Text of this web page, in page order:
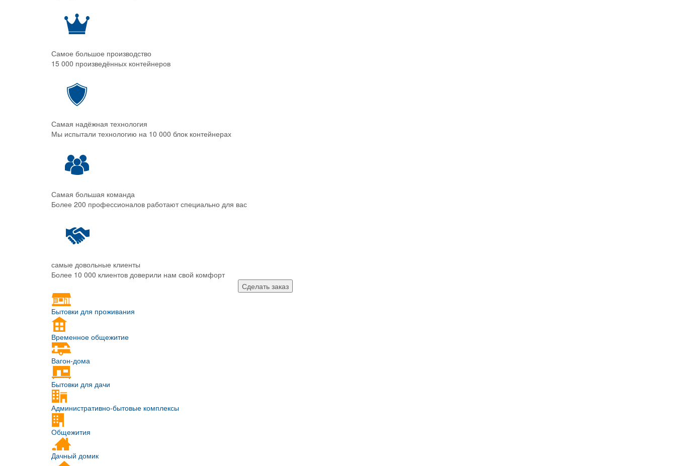
Самое большое производство
15 000 произведённых контейнеров
Самая надёжная технология
Мы испытали технологию на 10 000 блок контейнерах
Самая большая команда
Более 200 профессионалов работают специально для вас
самые довольные клиенты
Более 10 000 клиентов доверили нам свой комфорт
Сделать заказ
Бытовки для проживания
Временное общежитие
Вагон-дома
Бытовки для дачи
Административно-бытовые комплексы
Общежития
Дачный домик